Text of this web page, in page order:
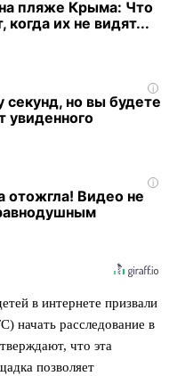
пляже Крыма: Что
их не видят...
i
секунд, но вы будете
увиденного
i
отожгла! Видео не
в интернете призвали
начать расследование в
что эта
позволяет